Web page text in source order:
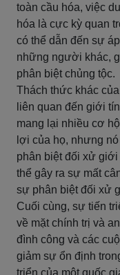
toàn cầu hóa, việc
hóa là cực kỳ quan
có thể dẫn đến sự
những người khác,
phân biệt chủng tộc.
Thách thức khác
liên quan đến giới
mang lại nhiều cơ
lợi của họ, nhưng
phân biệt đối xử
thể gây ra sự mất
sự phân biệt đối xử
Cuối cùng, sự tiến
về mặt chính trị và
đình công và các
giảm sự ổn định
triển của một quốc